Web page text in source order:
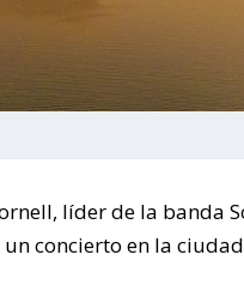
líder de la banda
concierto en la